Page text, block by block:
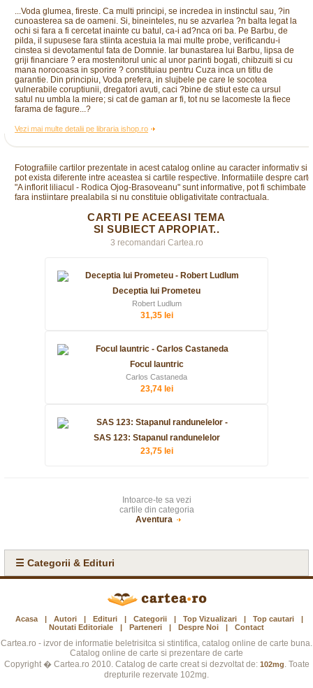
...Voda glumea, fireste. Ca multi principi, se incredea in instinctul sau, ?in
cunoasterea sa de oameni. Si, bineinteles, nu se azvarlea ?n balta legat la
ochi si fara a fi cercetat inainte cu batul, ca-i ad?nca ori ba. Pe Barbu, de
pilda, il supusese fara stiinta acestuia la mai multe probe, verificandu-i
cinstea si devotamentul fata de Domnie. Iar bunastarea lui Barbu, lipsa de
griji financiare ? era mostenitorul unic al unor parinti bogati, chibzuiti si cu
mana norocoasa in sporire ? constituiau pentru Cuza inca un titlu de
garantie. Din principiu, Voda prefera, in slujbele pe care le socotea
vulnerabile coruptiunii, dregatori avuti, caci ?bine de stiut este ca ursul
satul nu umbla la miere; si cat de gaman ar fi, tot nu se lacomeste la fiece
farama de fagure...?
Vezi mai multe detalii pe libraria ishop.ro
Fotografiile cartilor prezentate in acest catalog online au caracter informativ si
pot exista diferente intre aceastea si cartile respective. Informatiile despre
"A inflorit liliacul - Rodica Ojog-Brasoveanu" sunt informative, pot fi schimbate
fara instiintare prealabila si nu constituie obligativitate contractuala.
CARTI PE ACEEASI TEMA
SI SUBIECT APROPIAT..
3 recomandari Cartea.ro
Deceptia lui Prometeu
Robert Ludlum
31,35 lei
Focul launtric
Carlos Castaneda
23,74 lei
SAS 123: Stapanul randunelelor
23,75 lei
Intoarce-te sa vezi
cartile din categoria
Aventura
☰ Categorii & Edituri
Acasa | Autori | Edituri | Categorii | Top Vizualizari | Top cautari
|
Noutati Editoriale
| Parteneri | Despre Noi | Contact
Cartea.ro - izvor de informatie beletrisitca si stintifica, catalog online de carte buna.
Catalog online de carte si prezentare de carte
Copyright � Cartea.ro 2010. Catalog de carte creat si dezvoltat de: 102mg. Toate
drepturile rezervate 102mg.